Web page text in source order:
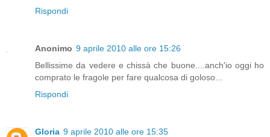
Rispondi
Anonimo 9 aprile 2010 alle ore 15:26
Bellissime da vedere e chissà che buone....anch'io oggi ho
comprato le fragole per fare qualcosa di goloso...
Rispondi
Gloria 9 aprile 2010 alle ore 15:35